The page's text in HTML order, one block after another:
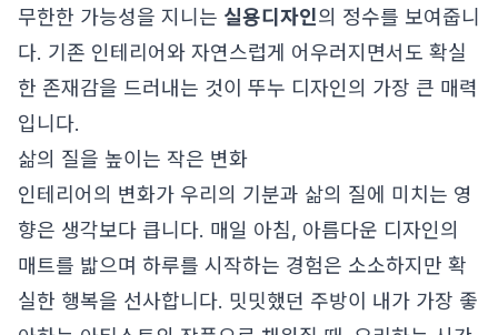
무한한 가능성을 지니는 실용디자인의 정수를 보여줍니
다. 기존 인테리어와 자연스럽게 어우러지면서도 확실
한 존재감을 드러내는 것이 뚜누 디자인의 가장 큰 매력
입니다.
삶의 질을 높이는 작은 변화
인테리어의 변화가 우리의 기분과 삶의 질에 미치는 영
향은 생각보다 큽니다. 매일 아침, 아름다운 디자인의
매트를 밟으며 하루를 시작하는 경험은 소소하지만 확
실한 행복을 선사합니다. 밋밋했던 주방이 내가 가장 좋